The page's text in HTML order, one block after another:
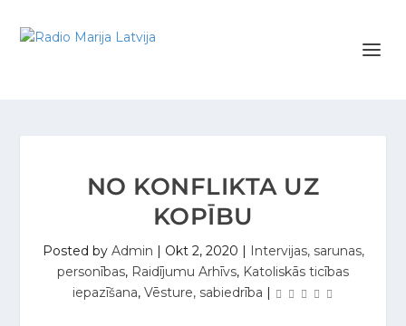
NO KONFLIKTA UZ
KOPĪBU
Posted by Admin | Okt 2, 2020 | Intervijas, sarunas,
personības, Raidījumu Arhīvs, Katoliskās ticības
iepazīšana, Vēsture, sabiedrība |